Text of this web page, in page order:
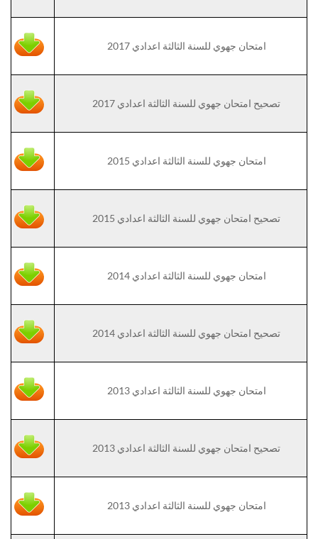
امتحان جهوي للسنة الثالثة اعدادي 2017
تصحيح امتحان جهوي للسنة الثالثة اعدادي 2017
امتحان جهوي للسنة الثالثة اعدادي 2015
تصحيح امتحان جهوي للسنة الثالثة اعدادي 2015
امتحان جهوي للسنة الثالثة اعدادي 2014
تصحيح امتحان جهوي للسنة الثالثة اعدادي 2014
امتحان جهوي للسنة الثالثة اعدادي 2013
تصحيح امتحان جهوي للسنة الثالثة اعدادي 2013
امتحان جهوي للسنة الثالثة اعدادي 2013